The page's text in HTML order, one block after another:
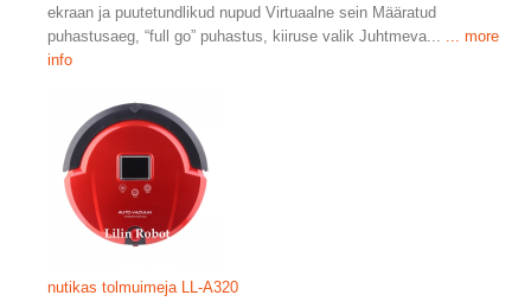
ekraan ja puutetundlikud nupud Virtuaalne sein Määratud
puhastusaeg, “full go” puhastus, kiiruse valik Juhtmeva... ... more
info
nutikas tolmuimeja LL-A320